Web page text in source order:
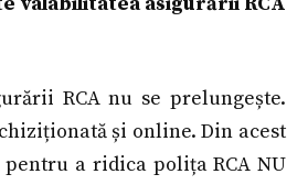
RCA nu se prelungește.
și online. Din acest
pentru a ridica polița RCA NU